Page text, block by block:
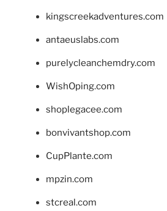
kingscreekadventures.com
antaeuslabs.com
purelycleanchemdry.com
WishOping.com
shoplegacee.com
bonvivantshop.com
CupPlante.com
mpzin.com
stcreal.com